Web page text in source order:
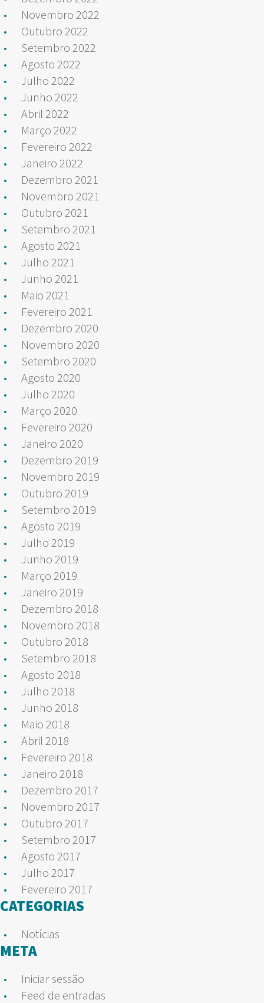
Novembro 2022
Outubro 2022
Setembro 2022
Agosto 2022
Julho 2022
Junho 2022
Abril 2022
Março 2022
Fevereiro 2022
Janeiro 2022
Dezembro 2021
Novembro 2021
Outubro 2021
Setembro 2021
Agosto 2021
Julho 2021
Junho 2021
Maio 2021
Fevereiro 2021
Dezembro 2020
Novembro 2020
Setembro 2020
Agosto 2020
Julho 2020
Março 2020
Fevereiro 2020
Janeiro 2020
Dezembro 2019
Novembro 2019
Outubro 2019
Setembro 2019
Agosto 2019
Julho 2019
Junho 2019
Março 2019
Janeiro 2019
Dezembro 2018
Novembro 2018
Outubro 2018
Setembro 2018
Agosto 2018
Julho 2018
Junho 2018
Maio 2018
Abril 2018
Fevereiro 2018
Janeiro 2018
Dezembro 2017
Novembro 2017
Outubro 2017
Setembro 2017
Agosto 2017
Julho 2017
Fevereiro 2017
CATEGORIAS
Notícias
META
Iniciar sessão
Feed de entradas